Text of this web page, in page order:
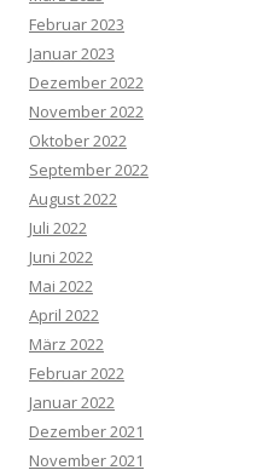
Februar 2023
Januar 2023
Dezember 2022
November 2022
Oktober 2022
September 2022
August 2022
Juli 2022
Juni 2022
Mai 2022
April 2022
März 2022
Februar 2022
Januar 2022
Dezember 2021
November 2021